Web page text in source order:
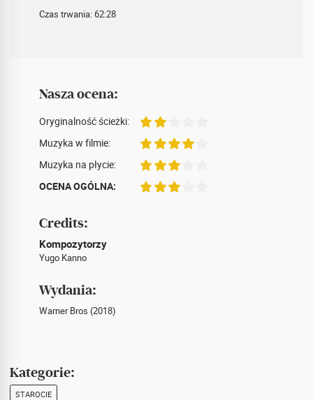
Czas trwania: 62:28
Nasza ocena:
Oryginalność ścieżki:
Muzyka w filmie:
Muzyka na płycie:
OCENA OGÓLNA:
Credits:
Kompozytorzy
Yugo Kanno
Wydania:
Warner Bros (2018)
Kategorie:
STAROCIE